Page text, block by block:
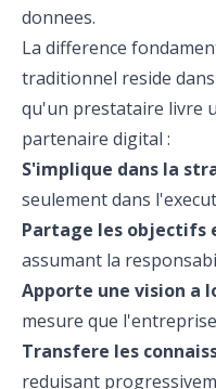
donnees.
La difference
traditionnel reside
qu'un prestataire livre
partenaire digital :
S'implique dans la
seulement dans
Partage les objectifs
assumant la
Apporte une vision a
mesure que
Transfere les
reduisant